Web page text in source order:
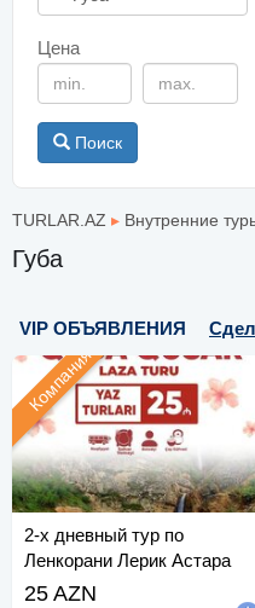
Цена
Поиск
TURLAR.AZ ▸ Внутренние
Губа
VIP ОБЪЯВЛЕНИЯ
2-х дневный тур по
Ленкорани Лерик Астара
Компания
25 AZN